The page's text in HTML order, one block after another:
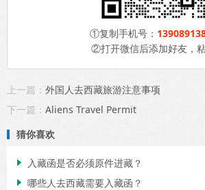
①复制手机号：
②打开微信后添加好友，
上一篇： 外国人去西藏旅游注意事项
下一篇： Aliens Travel Permit
猜你喜欢
 入藏函是否必须原件进藏？
 哪些人去西藏需要入藏函？